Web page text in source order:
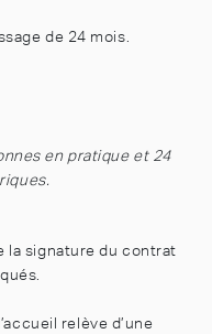
de 24 mois.
en pratique et 24
la signature du contrat
relève d’une